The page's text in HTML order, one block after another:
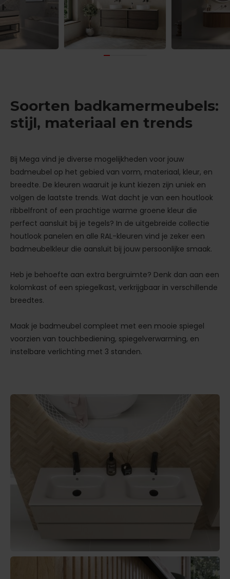
Soorten badkamermeubels:
stijl, materiaal en trends
Bij Mega vind je diverse mogelijkheden voor jouw
badmeubel op het gebied van vorm, materiaal, kleur, en
breedte. De kleuren waaruit je kunt kiezen zijn uniek en
volgen de laatste trends. Wat dacht je van een houtlook
ribbelfront of een prachtige warme groene kleur die
perfect aansluit bij je tegels? In de uitgebreide collectie
houtlook panelen en alle RAL-kleuren vind je zeker een
badmeubelkleur die aansluit bij jouw persoonlijke smaak.
Heb je behoefte aan extra bergruimte? Denk dan aan een
kolomkast of een spiegelkast, verkrijgbaar in verschillende
breedtes.
Maak je badmeubel compleet met een mooie spiegel
voorzien van touchbediening, spiegelverwarming, en
instelbare verlichting met 3 standen.